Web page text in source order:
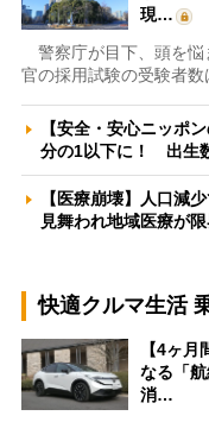
現…
警察庁が目下、頭を悩
官の採用試験の受験者
【安全・安心ニッポ
分の1以下に！ 出生
【医療崩壊】人口減
見舞われ地域医療が
快適クルマ生活
【4ヶ
なる「
消…